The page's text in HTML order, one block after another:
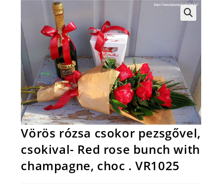
Vörös rózsa csokor pezsgővel,
csokival- Red rose bunch with
champagne, choc . VR1025